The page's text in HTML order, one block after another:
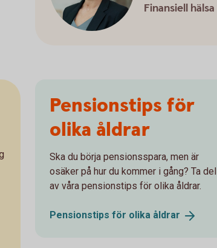
Finansiell hälsa
Pensionstips för
olika åldrar
Ska du börja pensionsspara, men är
osäker på hur du kommer i gång? Ta del
av våra pensionstips för olika åldrar.
Pensionstips för olika åldrar